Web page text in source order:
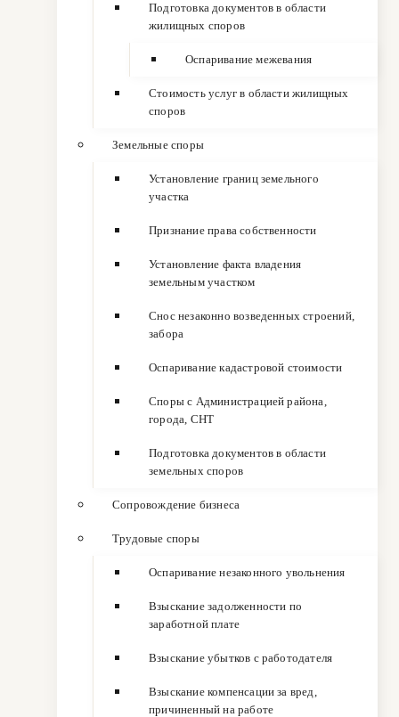
Подготовка документов в области
жилищных споров
Оспаривание межевания
Стоимость услуг в области жилищных
споров
Земельные споры
Установление границ земельного
участка
Признание права собственности
Установление факта владения
земельным участком
Снос незаконно возведенных строений,
забора
Оспаривание кадастровой стоимости
Споры с Администрацией района,
города, СНТ
Подготовка документов в области
земельных споров
Сопровождение бизнеса
Трудовые споры
Оспаривание незаконного увольнения
Взыскание задолженности по
заработной плате
Взыскание убытков с работодателя
Взыскание компенсации за вред,
причиненный на работе